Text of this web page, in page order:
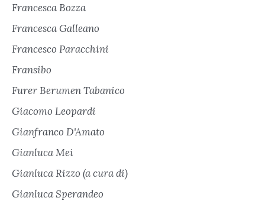
Francesca Bozza
Francesca Galleano
Francesco Paracchini
Fransibo
Furer Berumen Tabanico
Giacomo Leopardi
Gianfranco D'Amato
Gianluca Mei
Gianluca Rizzo (a cura di)
Gianluca Sperandeo